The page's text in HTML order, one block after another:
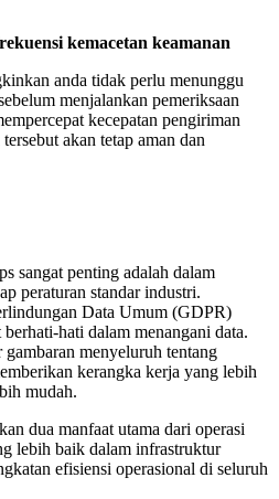
kemacetan keamanan
anda tidak perlu menunggu
menjalankan pemeriksaan
kecepatan pengiriman
akan tetap aman dan
sangat penting adalah dalam
peraturan standar industri.
Data Umum (GDPR)
berhati-hati dalam menangani data.
menyeluruh tentang
kerangka kerja yang lebih
mudah.
dua manfaat utama dari operasi
lebih baik dalam infrastruktur
efisiensi operasional di seluruh